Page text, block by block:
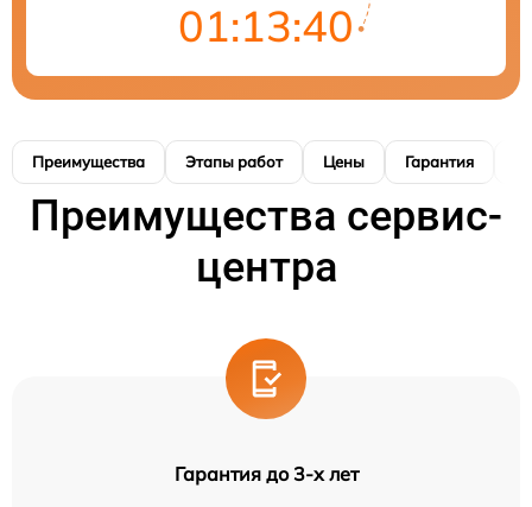
01:13:39
Преимущества Этапы работ Цены Гарантия
Преимущества сервис-
центра
Гарантия до 3-х лет